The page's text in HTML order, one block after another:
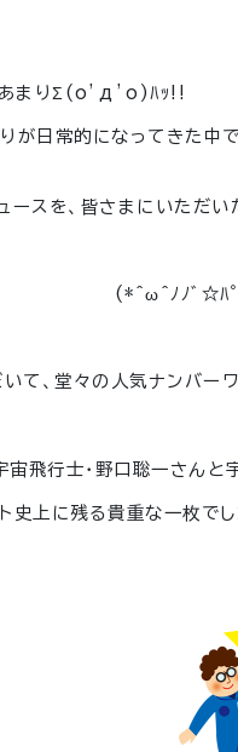
まりΣ(o’д’o)ﾊｯ !!
が日常的になってきた中
スを、皆さまにいただい
(*^ω^ﾉﾉﾞ☆ﾊﾟ
て、堂々の人気ナンバ
飛行士・野口聡一さんと
史上に残る貴重な一枚で